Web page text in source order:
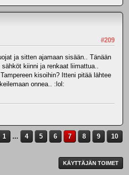
#209
ja sitten ajamaan sisään.. Tänään
kiinni ja renkaat liimattua..
kisoihin? Itteni pitää lähtee
onnea.. :lol:
1 ... 4 5 6 7 8 9
10
KÄYTTÄJÄN TOIMET